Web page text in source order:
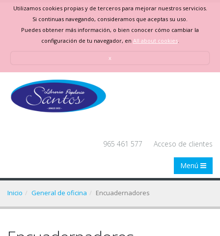
Utilizamos cookies propias y de terceros para mejorar nuestros servicios.
Si continuas navegando, consideramos que aceptas su uso.
Puedes obtener más información, o bien conocer cómo cambiar la
configuración de tu navegador, en All about cookies.
x
965 461 577 Acceso de clientes
Menú
Inicio General de oficina Encuadernadores